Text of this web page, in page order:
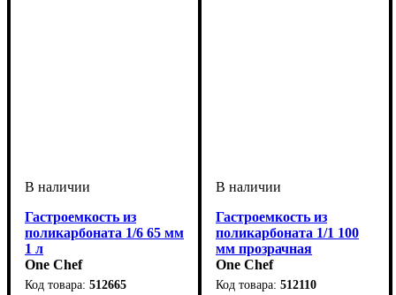
Гастроемкость из
поликарбоната 1/6 65 мм
1 л
One Chef
512665
Гастроемкость из
поликарбоната 1/1 100
мм прозрачная
One Chef
512110